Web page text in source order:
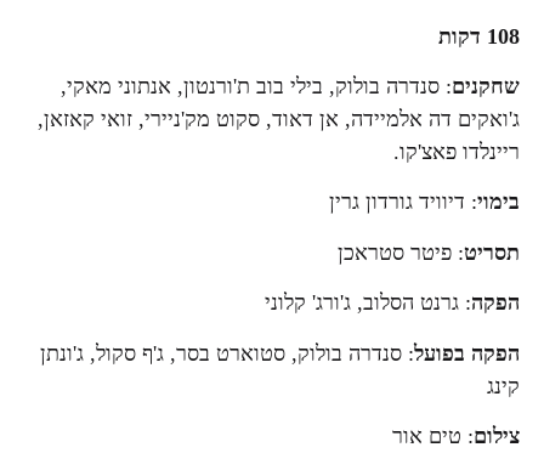
108 דקות
שחקנים: סנדרה בולוק, בילי בוב ת'ורנטון, אנתוני מאקי,
ג'ואקים דה אלמיידה, אן דאוד, סקוט מק'ניירי, זואי קאזאן,
ריינלדו פאצ'קו.
בימוי: דיוויד גורדון גרין
תסריט: פיטר סטראכן
הפקה: גרנט הסלוב, ג'ורג' קלוני
הפקה בפועל: סנדרה בולוק, סטוארט בסר, ג'ף סקול, ג'ונתן
קינג
צילום: טים אור